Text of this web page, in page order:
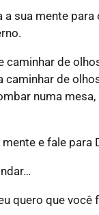
a sua mente para
caminhar de
caminhar de
numa mesa,
e fale para
quero que você